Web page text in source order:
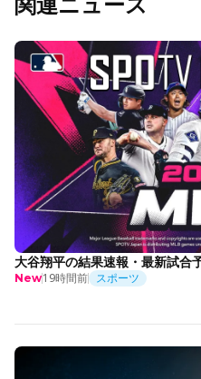
大谷翔平の結果速報・最新試合
New19時間前 スポーツ